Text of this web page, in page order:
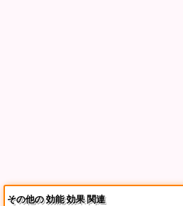
その他の 効能 効果 関連